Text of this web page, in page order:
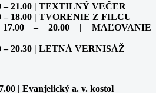
– 21.00 | TEXTILNÝ VEČER
– 18.00 | TVORENIE Z FILCU
– 20.00 | MAĽOVANIE
– 20.30 | LETNÁ VERNISÁŽ
| Evanjelický a. v. kostol